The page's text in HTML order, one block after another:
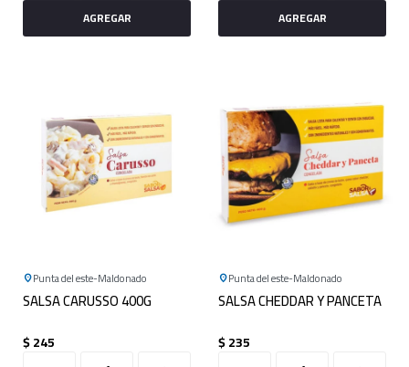
Punta del este Maldonado
SALSA CARUSSO 400G
$245
Punta del este Maldonado
SALSA CHEDDAR Y PANCETA
$235